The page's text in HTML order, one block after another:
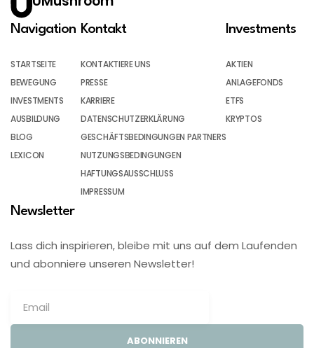
Navigation
STARTSEITE
BEWEGUNG
INVESTMENTS
AUSBILDUNG
BLOG
LEXICON
Kontakt
KONTAKTIERE UNS
PRESSE
KARRIERE
DATENSCHUTZERKLÄRUNG
GESCHÄFTSBEDINGUNGEN PARTNERS
NUTZUNGSBEDINGUNGEN
HAFTUNGSAUSSCHLUSS
IMPRESSUM
Investments
AKTIEN
ANLAGEFONDS
ETFS
KRYPTOS
Newsletter
Lass dich inspirieren, bleibe mit uns auf dem Laufenden
und abonniere unseren Newsletter!
ABONNIEREN